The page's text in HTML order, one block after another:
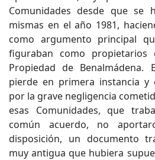
Comunidades desde que se
mismas en el año 1981,
como argumento principal
figuraban como
Propiedad de Benalmádena.
pierde en primera instancia y
por la grave negligencia
esas Comunidades, que
común acuerdo, no
disposición, un documento
muy antigua que hubiera